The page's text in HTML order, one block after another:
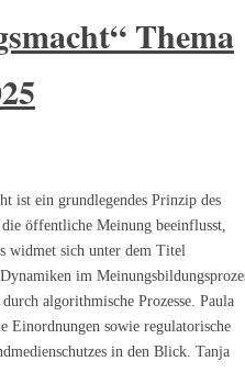
Thema
ist ein grundlegendes Prinzip des
öffentliche Meinung beeinflusst,
widmet sich unter dem Titel
im
algorithmische Prozesse. Paula
Einordnungen sowie regulatorische
in den Blick. Tanja